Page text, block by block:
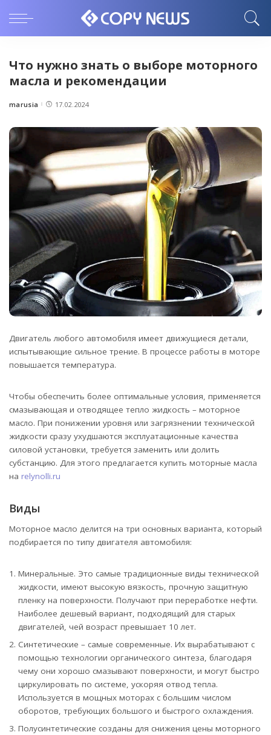
Что нужно знать о выборе моторного
масла и рекомендации
Posted
marusia 17.02.2024
Двигатель любого автомобиля имеет движущиеся детали,
испытывающие сильное трение. В процессе работы в моторе
повышается температура.
Чтобы обеспечить более оптимальные условия, применяется
смазывающая и отводящее тепло жидкость – моторное
масло. При понижении уровня или загрязнении технической
жидкости сразу ухудшаются эксплуатационные качества
силовой установки, требуется заменить или долить
субстанцию. Для этого предлагается купить моторные масла
на relynolli.ru
Виды
Моторное масло делится на три основных варианта, который
подбирается по типу двигателя автомобиля:
Минеральные. Это самые традиционные виды технической
жидкости, имеют высокую вязкость, прочную защитную
пленку на поверхности. Получают при переработке нефти.
Наиболее дешевый вариант, подходящий для старых
двигателей, чей возраст превышает 10 лет.
Синтетические – самые современные. Их вырабатывают с
помощью технологии органического синтеза, благодаря
чему они хорошо смазывают поверхности, и могут быстро
циркулировать по системе, ускоряя отвод тепла.
Используется в мощных моторах с большим числом
оборотов, требующих большого и быстрого охлаждения.
Полусинтетические созданы для снижения цены моторного